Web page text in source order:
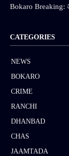
Bokaro Breaking:
CATEGORIES
NEWS
BOKARO
CRIME
RANCHI
DHANBAD
CHAS
JAAMTADA